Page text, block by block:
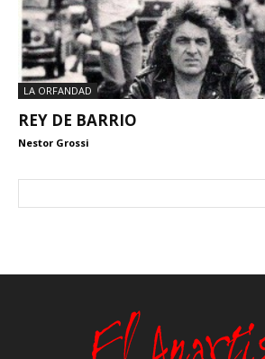
LA ORFANDAD
REY DE BARRIO
Nestor Grossi